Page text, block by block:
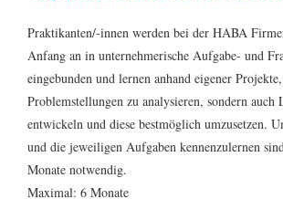
Praktikanten/-innen werden bei der HABA
Anfang an in unternehmerische Aufgabe- und
eingebunden und lernen anhand eigener
Problemstellungen zu analysieren, sondern auch
entwickeln und diese bestmöglich umzusetzen.
und die jeweiligen Aufgaben kennenzulernen
Monate notwendig.
Maximal: 6 Monate